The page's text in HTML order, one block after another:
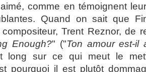
comme en témoignent
Quand on sait que
Trent Reznor, de
Enough?" ("Ton amour est-il
long sur ce qui meut le
pourquoi il est plutôt